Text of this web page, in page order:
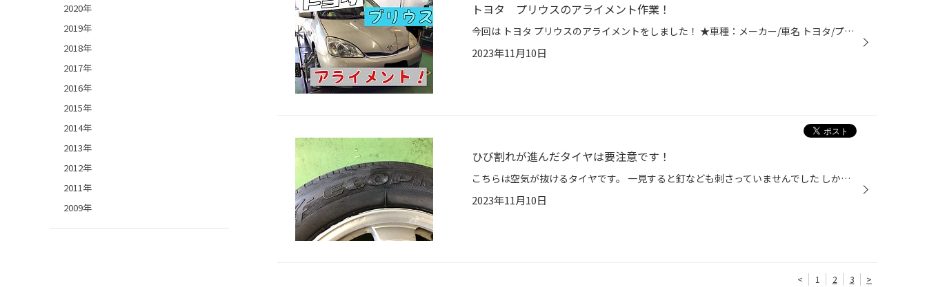
トヨタ プリウスのアライメント作業！
今回は トヨタ プリウスのアライメントをしました！ ★車種：メーカー/車名 トヨタ/プリウス ★タイヤサイズ：165/65/15 ★作業時間（アライメント）：約45分程 アライメントがズレると、まっすぐに走らなかったり タイヤが変摩耗したり…気をつけましょう！！ さて！作業の準備が整いました！ 専門な機...
2023年11月10日
ひび割れが進んだタイヤは要注意です！
こちらは空気が抜けるタイヤです。 一見すると釘なども刺さっていませんでした しかし、調べてみると・・・ 一見分かりづらいですが なんと、ヒビ割れからエアーが漏れていました こちらのタイヤ 溝はあったのですが 製造年から９年、かなり時間が経っており 経年劣化によるヒビの進行によって エア...
2023年11月10日
< 1 2 3 >
2020年
2019年
2018年
2017年
2016年
2015年
2014年
2013年
2012年
2011年
2009年